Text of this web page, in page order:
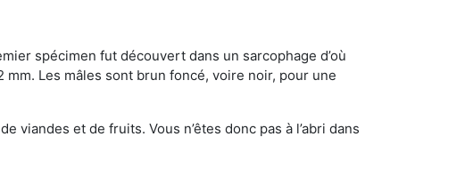
spécimen fut découvert dans un sarcophage d’où
Les mâles sont brun foncé, voire noir, pour une
et de fruits. Vous n’êtes donc pas à l’abri dans